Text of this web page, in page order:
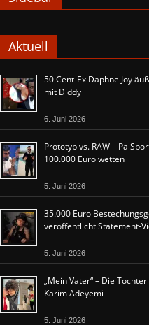
Aktuell
50 Cent-Ex Daphne Joy
mit Diddy
6. Juni 2026
Prototyp vs. RAW – Pa
100.000 Euro wetten
5. Juni 2026
35.000 Euro
veröffentlicht Statement-
5. Juni 2026
„Mein Vater“ – Die
Karim Adeyemi
5. Juni 2026